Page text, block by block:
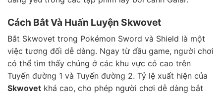
Cách Bắt Và Huấn Luyện Skwovet
Bắt Skwovet trong Pokémon Sword và Shield là một
việc tương đối dễ dàng. Ngay từ đầu game, người chơi
có thể tìm thấy chúng ở các khu vực cỏ cao trên
Tuyến đường 1 và Tuyến đường 2. Tỷ lệ xuất hiện của
Skwovet khá cao, cho phép người chơi dễ dàng bắt